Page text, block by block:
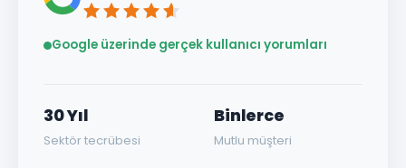
Google üzerinde gerçek kullanıcı yorumları
30 Yıl
Sektör tecrübesi
Binlerce
Mutlu müşteri